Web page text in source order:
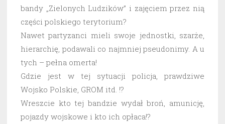
bandy „Zielonych Ludzików” i zajęciem przez nią
części polskiego terytorium?
Nawet partyzanci mieli swoje jednostki, szarże,
hierarchię, podawali co najmniej pseudonimy. A u
tych – pełna omerta!
Gdzie jest w tej sytuacji policja, prawdziwe
Wojsko Polskie, GROM itd. !?
Wreszcie kto tej bandzie wydał broń, amunicję,
pojazdy wojskowe i kto ich opłaca!?